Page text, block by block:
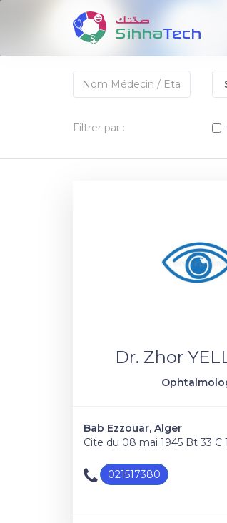
Filtrer par :
Dr. Zhor
Bab Ezzouar, Alger
Cite du 08 mai 1945 Bt 33 C
021517380